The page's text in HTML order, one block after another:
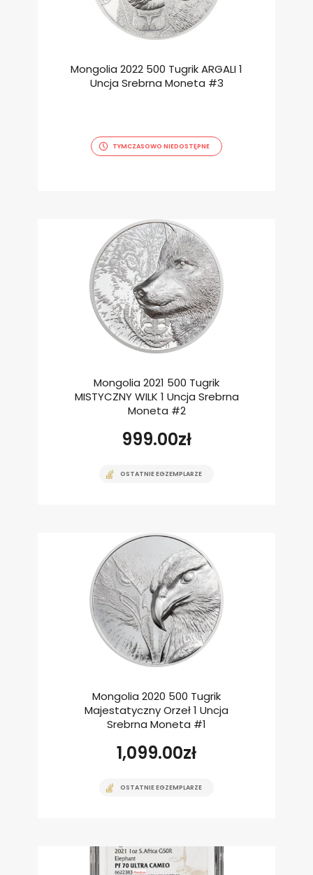
Mongolia 2022 500 Tugrik ARGALI 1
Uncja Srebrna Moneta #3
TYMCZASOWO NIEDOSTĘPNE
Mongolia 2021 500 Tugrik
MISTYCZNY WILK 1 Uncja Srebrna
Moneta #2
999.00zł
OSTATNIE EGZEMPLARZE
Mongolia 2020 500 Tugrik
Majestatyczny Orzeł 1 Uncja
Srebrna Moneta #1
1,099.00zł
OSTATNIE EGZEMPLARZE